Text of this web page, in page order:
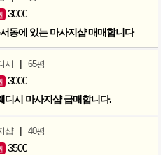
3000
동에 있는 마사지샵 매매합니다
시 | 65평
3000
디시 마사지샵 급매합니다.
샵 | 40평
3500